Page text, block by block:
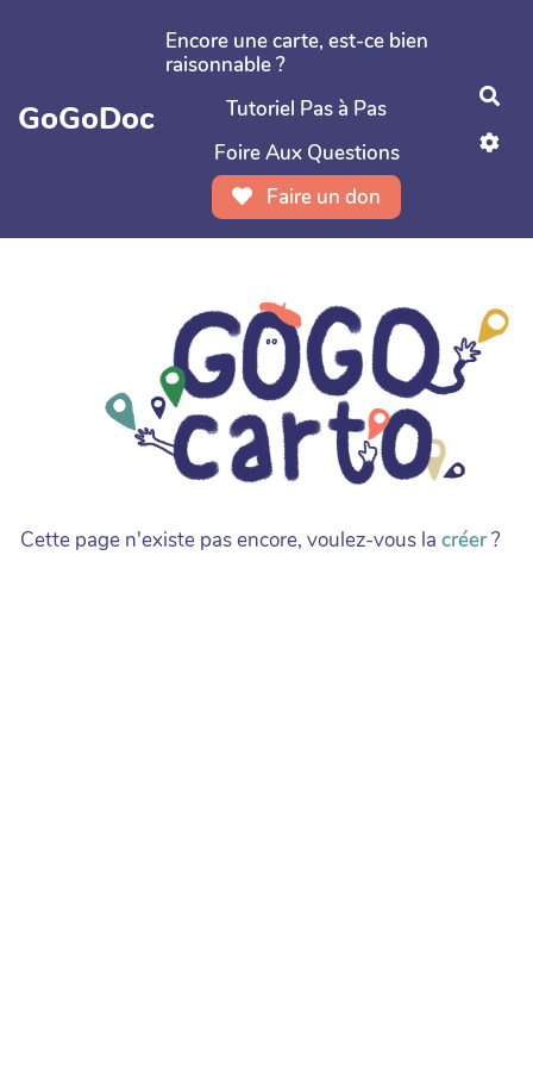
Aller au contenu principal
GoGoDoc
Encore une carte, est-ce bien
raisonnable ?
Tutoriel Pas à Pas
Foire Aux Questions
Faire un don
Cette page n'existe pas encore, voulez-vous la créer?